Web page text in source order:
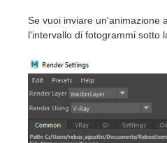
Se vuoi inviare un'animazione
l'intervallo di fotogrammi sotto